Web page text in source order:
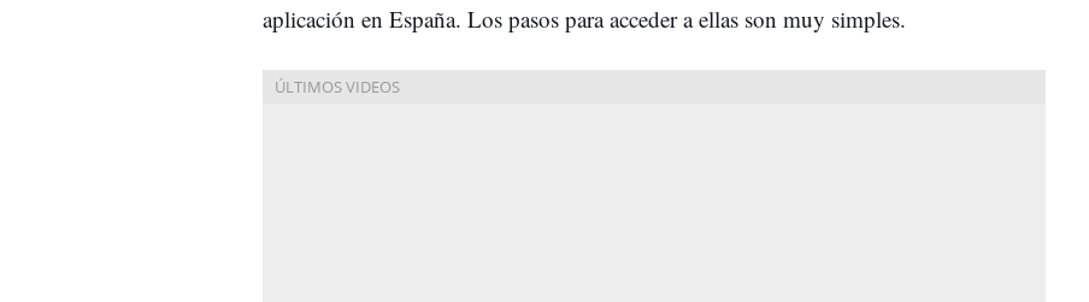
aplicación en España. Los pasos para acceder a ellas son muy simples.